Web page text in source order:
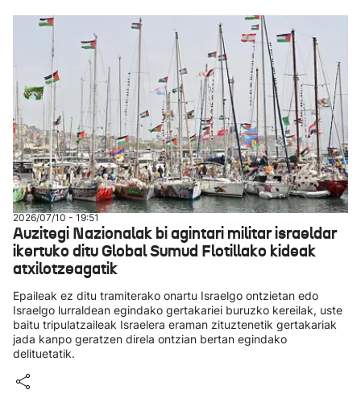
2026/07/10 - 19:51
Auzitegi Nazionalak bi agintari militar israeldar
ikertuko ditu Global Sumud Flotillako kideak
atxilotzeagatik
Epaileak ez ditu tramiterako onartu Israelgo ontzietan edo
Israelgo lurraldean egindako gertakariei buruzko kereilak, uste
baitu tripulatzaileak Israelera eraman zituztenetik gertakariak
jada kanpo geratzen direla ontzian bertan egindako
delituetatik.